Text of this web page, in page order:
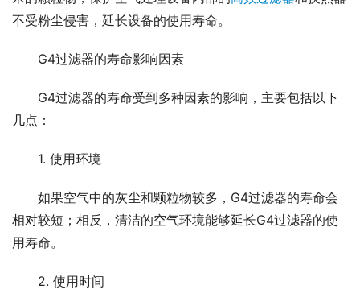
不受粉尘侵害，延长设备的使用寿命。
G4过滤器的寿命影响因素
G4过滤器的寿命受到多种因素的影响，主要包括以下
几点：
1. 使用环境
如果空气中的灰尘和颗粒物较多，G4过滤器的寿命会
相对较短；相反，清洁的空气环境能够延长G4过滤器的使
用寿命。
2. 使用时间